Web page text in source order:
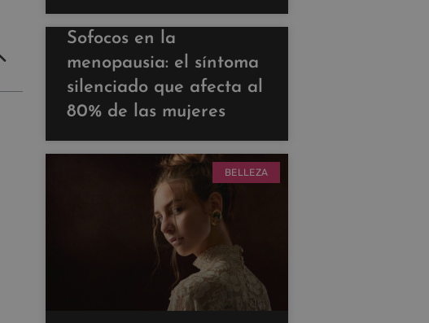
Sofocos en la
menopausia: el síntoma
silenciado que afecta al
80% de las mujeres
BELLEZA